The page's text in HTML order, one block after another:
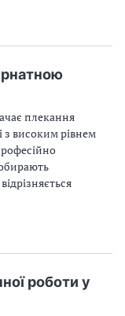
плекання
з високим рівнем
роботи у